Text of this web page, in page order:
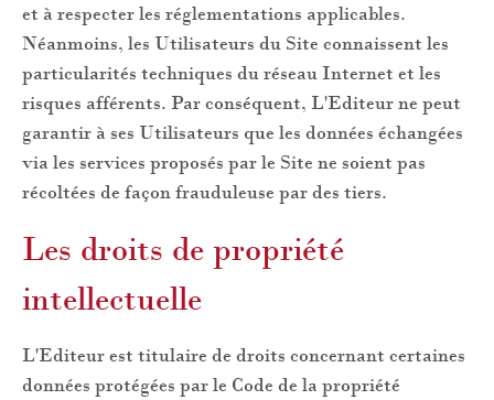
et à respecter les réglementations applicables.
Néanmoins, les Utilisateurs du Site connaissent les
particularités techniques du réseau Internet et les
risques afférents. Par conséquent, L'Editeur ne peut
garantir à ses Utilisateurs que les données échangées
via les services proposés par le Site ne soient pas
récoltées de façon frauduleuse par des tiers.
Les droits de propriété
intellectuelle
L'Editeur est titulaire de droits concernant certaines
données protégées par le Code de la propriété